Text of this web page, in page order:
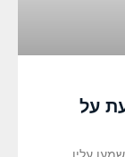
על